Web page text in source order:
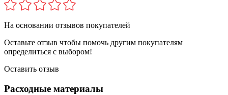
На основании отзывов покупателей
Оставьте отзыв чтобы помочь другим покупателям
определиться с выбором!
Оставить отзыв
Расходные материалы